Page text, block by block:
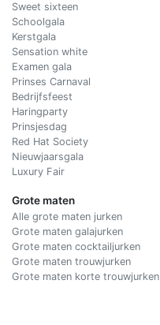
Sweet sixteen
Schoolgala
Kerstgala
Sensation white
Examen gala
Prinses Carnaval
Bedrijfsfeest
Haringparty
Prinsjesdag
Red Hat Society
Nieuwjaarsgala
Luxury Fair
Grote maten
Alle grote maten jurken
Grote maten galajurken
Grote maten cocktailjurken
Grote maten trouwjurken
Grote maten korte trouwjurken